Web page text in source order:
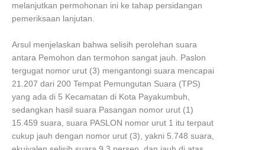
melanjutkan permohonan ini ke tahap persidangan
pemeriksaan lanjutan.
Arsul menjelaskan bahwa selisih perolehan suara
antara Pemohon dan termohon sangat jauh. Paslon
tergugat nomor urut (3) mengantongi suara mencapai
21.207 dari 200 Tempat Pemungutan Suara (TPS)
yang ada di 5 Kecamatan di Kota Payakumbuh,
sedangkan hasil suara Pasangan nomor urut (1)
15.459 suara, suara PASLON nomor urut 1 itu terpaut
cukup jauh dengan nomor urut (3), yakni 5.748 suara,